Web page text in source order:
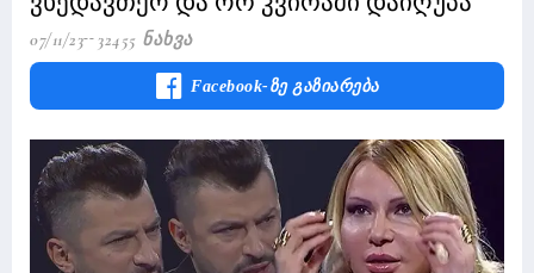
07/11/23 32455 Ნახვა
Facebook-Ზე Გაზიარება